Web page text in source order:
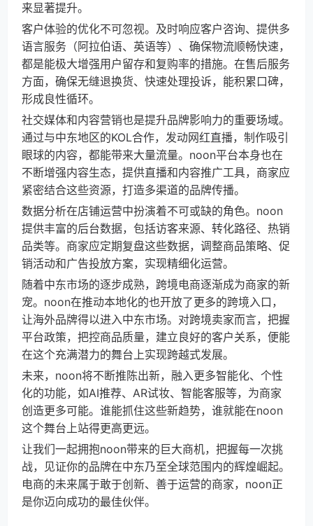
来显著提升。
客户体验的优化不可忽视。及时响应客户咨询、提供多
语言服务（阿拉伯语、英语等）、确保物流顺畅快速，
都是能极大增强用户留存和复购率的措施。在售后服务
方面，确保无缝退换货、快速处理投诉，能积累口碑，
形成良性循环。
社交媒体和内容营销也是提升品牌影响力的重要场域。
通过与中东地区的KOL合作，发动网红直播，制作吸引
眼球的内容，都能带来大量流量。noon平台本身也在
不断增强内容生态，提供直播和内容推广工具，商家应
紧密结合这些资源，打造多渠道的品牌传播。
数据分析在店铺运营中扮演着不可或缺的角色。noon
提供丰富的后台数据，包括访客来源、转化路径、热销
品类等。商家应定期复盘这些数据，调整商品策略、促
销活动和广告投放方案，实现精细化运营。
随着中东市场的逐步成熟，跨境电商逐渐成为商家的新
宠。noon在推动本地化的也开放了更多的跨境入口，
让海外品牌得以进入中东市场。对跨境卖家而言，把握
平台政策，把控商品质量，建立良好的客户关系，便能
在这个充满潜力的舞台上实现跨越式发展。
未来，noon将不断推陈出新，融入更多智能化、个性
化的功能，如AI推荐、AR试妆、智能客服等，为商家
创造更多可能。谁能抓住这些新趋势，谁就能在noon
这个舞台上站得更高更远。
让我们一起拥抱noon带来的巨大商机，把握每一次挑
战，见证你的品牌在中东乃至全球范围内的辉煌崛起。
电商的未来属于敢于创新、善于运营的商家，noon正
是你迈向成功的最佳伙伴。